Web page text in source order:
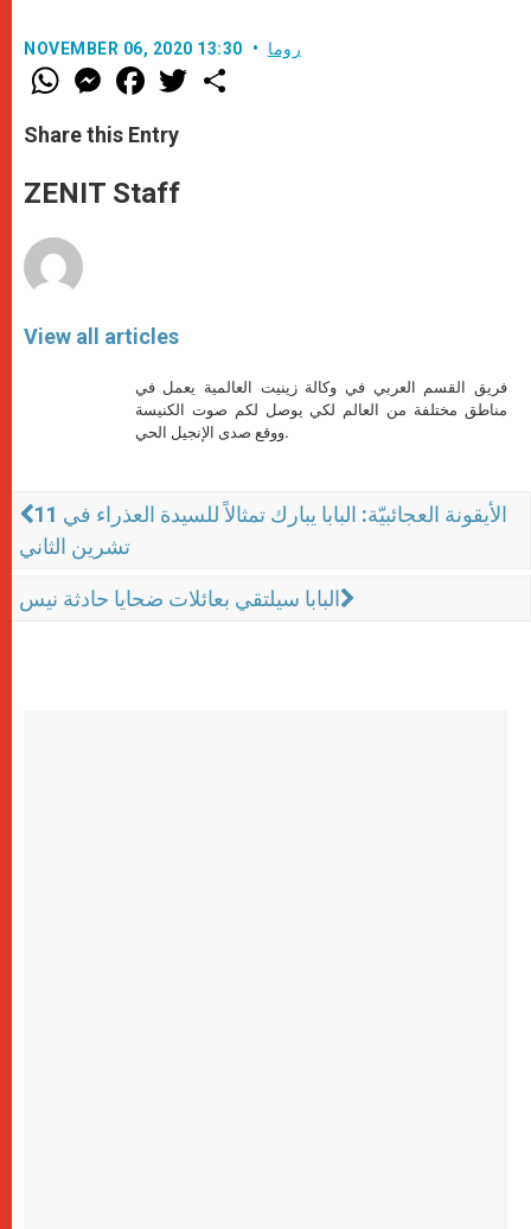
NOVEMBER 06, 2020 13:30 روما
W
h
t
s
p
p
M
e
s
e
g
e
F
a
e
b
o
k
w
Share this Entry
ZENIT Staff
View all articles
فريق القسم العربي في وكالة زينيت العالمية يعمل في
مناطق مختلفة من العالم لكي يوصل لكم صوت الكنيسة
ووقع صدى الإنجيل الحي.
الأيقونة العجائبيّة: البابا يبارك تمثالاً للسيدة العذراء في 11
تشرين الثاني
البابا سيلتقي بعائلات ضحايا حادثة نيس